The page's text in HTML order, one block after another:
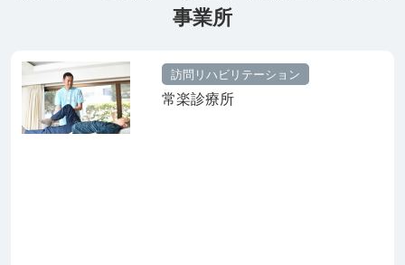
事業所
訪問リハビリテーション
常楽診療所